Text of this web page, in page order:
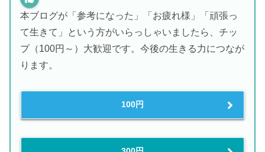
本ブログが「参考になった」「お疲れ様」「頑張っ
て生きて」という方がいらっしゃいましたら、チッ
プ（100円～）大歓迎です。今後の生きる力につなが
ります。
100円